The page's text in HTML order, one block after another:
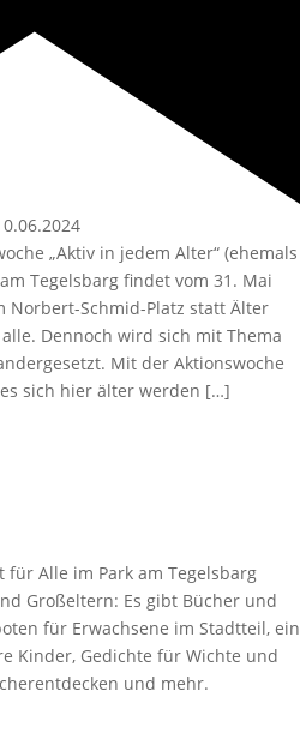
„Aktiv in jedem Alter“ (ehemals
Tegelsbarg findet vom 31. Mai
Norbert-Schmid-Platz statt Älter
Dennoch wird sich mit Thema
Mit der Aktionswoche
sich hier älter werden […]
für Alle im Park am Tegelsbarg
Großeltern: Es gibt Bücher und
für Erwachsene im Stadtteil, ein
Kinder, Gedichte für Wichte und
und mehr.